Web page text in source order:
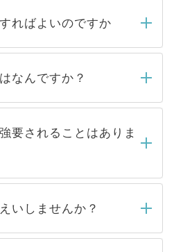
ればよいのですか
したら、弊社担当者がご
、その後メールもしくは
業日以内にはご連絡をせて
、しばらくお待ちくださ
なんですか？
で取り扱っている求人の
サイトからご覧いただ
人」です。非公開求人は
て、一般には公開してい
るため 人気のある医療機
うと、応募が殺到する場
要されることはありま
することは一切ありませ
募先から内定をいただい
はありません。内定先へ
いしませんか？
することはありませんの